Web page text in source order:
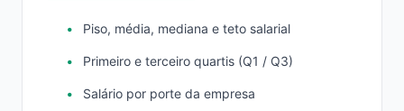
Piso, média, mediana e teto salarial
Primeiro e terceiro quartis (Q1 / Q3)
Salário por porte da empresa